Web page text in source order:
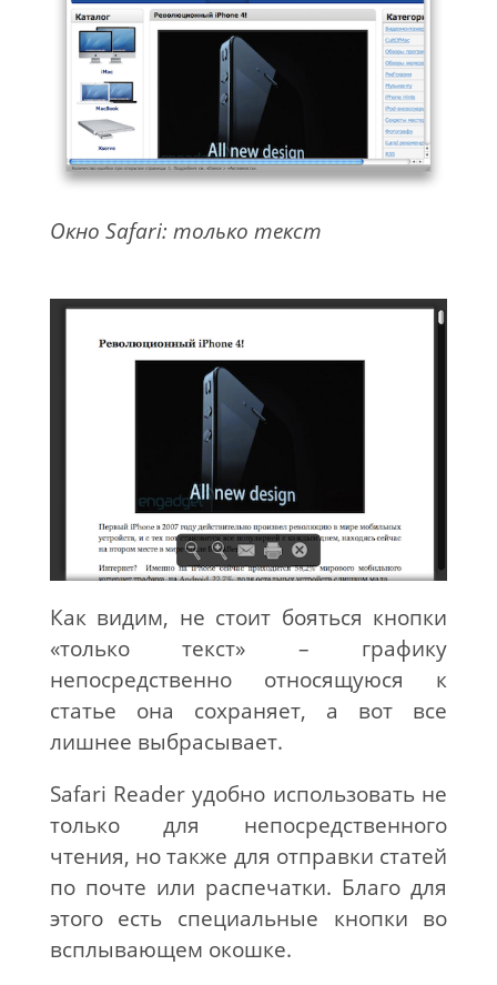
Окно Safari: только текст
Как видим, не стоит бояться кнопки
«только текст» – графику
непосредственно относящуюся к
статье она сохраняет, а вот все
лишнее выбрасывает.
Safari Reader удобно использовать не
только для непосредственного
чтения, но также для отправки статей
по почте или распечатки. Благо для
этого есть специальные кнопки во
всплывающем окошке.